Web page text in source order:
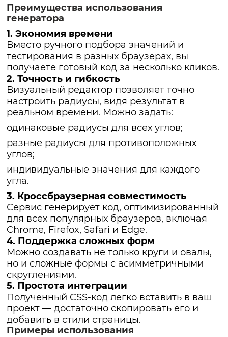
Преимущества использования
генератора
1. Экономия времени
Вместо ручного подбора значений и
тестирования в разных браузерах, вы
получаете готовый код за несколько кликов.
2. Точность и гибкость
Визуальный редактор позволяет точно
настроить радиусы, видя результат в
реальном времени. Можно задать:
одинаковые радиусы для всех углов;
разные радиусы для противоположных
углов;
индивидуальные значения для каждого
угла.
3. Кроссбраузерная совместимость
Сервис генерирует код, оптимизированный
для всех популярных браузеров, включая
Chrome, Firefox, Safari и Edge.
4. Поддержка сложных форм
Можно создавать не только круги и овалы,
но и сложные формы с асимметричными
скруглениями.
5. Простота интеграции
Полученный CSS-код легко вставить в ваш
проект — достаточно скопировать его и
добавить в стили страницы.
Примеры использования